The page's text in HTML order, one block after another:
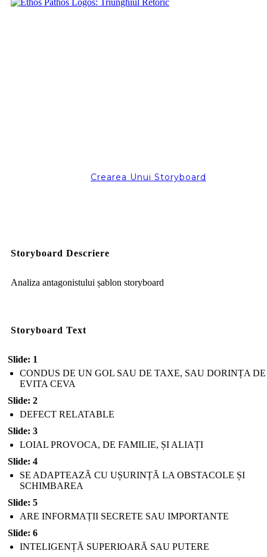
Crearea Unui Storyboard
Storyboard Descriere
Analiza antagonistului șablon storyboard
Storyboard Text
Slide: 1
CONDUS DE UN GOL SAU DE TAXE, SAU DORINȚA DE
EVITA CEVA
Slide: 2
DEFECT RELATABLE
Slide: 3
LOIAL PROVOCA, DE FAMILIE, ȘI ALIAȚI
Slide: 4
SE ADAPTEAZĂ CU UȘURINȚĂ LA OBSTACOLE ȘI
SCHIMBAREA
Slide: 5
ARE INFORMAȚII SECRETE SAU IMPORTANTE
Slide: 6
INTELIGENȚĂ SUPERIOARĂ SAU PUTERE